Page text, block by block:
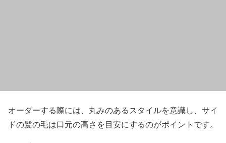
オーダーする際には、 丸みのあるスタイルを意識し、 サイ
ドの髪の毛は口元の高さ を目安にするのがポイントです。